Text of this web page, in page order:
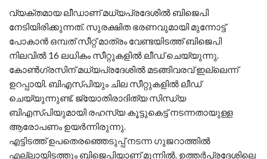
വ്യക്തമായ ലീഡാണ് മധ്യപ്രദേശില്‍ ബിജെപി
നേടിയിരിക്കുന്നത്. സുരക്ഷിത ഭരണവുമായി മുന്നോട്ട്
പോകാന്‍ ഒമ്പത് സീറ്റ് മാത്രം വേണ്ടയിടത്ത് ബിജെപി
നിലവില്‍ 16 ലധികം സീറ്റുകളില്‍ ലീഡ് ചെയ്യുന്നു.
കോണ്‍ഗ്രസിന് മധ്യപ്രദേശില്‍ മടങ്ങിവരവ് ഇല്ലെന്ന്
ഉറപ്പായി. ബിഎസ്പിയും ചില സീറ്റുകളില്‍ ലീഡ്
ചെയ്യുന്നുണ്ട്. ജ്യോതിരാദിത്യ സിന്ധ്യ
ബിഎസ്പിയുമായി രഹസ്യ കൂട്ടുകെട്ട് നടന്നതായുള്ള
ആരോപണം ഉയര്‍ന്നിരുന്നു.
എട്ടിടത്ത് ഉപതെരഞ്ഞെടുപ്പ് നടന്ന ഗുജറാത്തില്‍
എല്ലായിടത്തും ബിജെപിയാണ് മുന്നില്‍. ഉത്തര്‍പ്രദേശിലെ